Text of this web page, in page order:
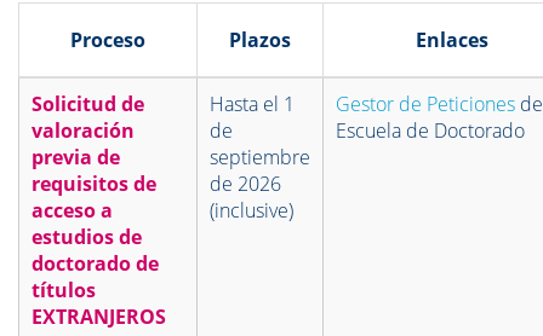
Proceso Plazos Enlaces
Solicitud de
valoración
previa de
requisitos de
acceso a
estudios de
doctorado de
títulos
EXTRANJEROS
Hasta el 1
de
septiembre
de 2026
(inclusive)
Gestor de Peticiones
Escuela de Doctorado